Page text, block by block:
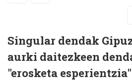
Singular dendak
aurki daitezkeen
"erosketa